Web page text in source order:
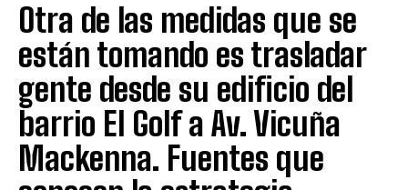
Otra de las medidas que se
están tomando es trasladar
gente desde su edificio del
barrio El Golf a Av. Vicuña
Mackenna. Fuentes que